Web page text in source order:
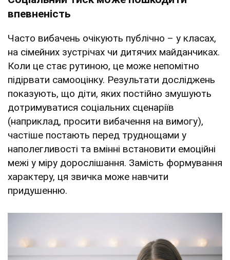
впевненість
Часто вибачень очікують публічно – у класах,
на сімейних зустрічах чи дитячих майданчиках.
Коли це стає рутиною, це може непомітно
підірвати самооцінку. Результати досліджень
показують, що діти, яких постійно змушують
дотримуватися соціальних сценаріїв
(наприклад, просити вибачення на вимогу),
частіше постають перед труднощами у
наполегливості та вмінні встановити емоційні
межі у міру дорослішання. Замість формування
характеру, ця звичка може навчити
придушенню.